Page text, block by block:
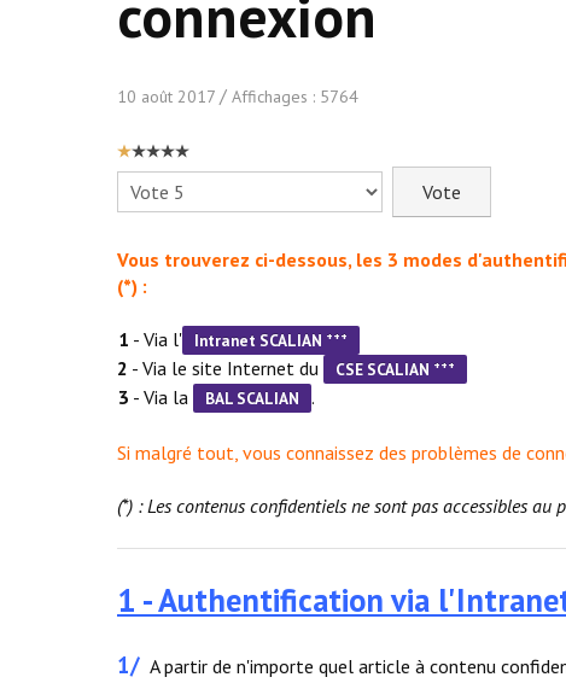
connexion
10 août 2017 Affichages : 5764
VOTE
UTILISATEUR:1/5
Veuillez
voter
Vous trouverez ci-dessous, les 3 modes
(*) :
1 - Via l' Intranet SCALIAN +++
2 - Via le site Internet du CSE SCALIAN +++
3 - Via la BAL SCALIAN .
Si malgré tout, vous connaissez des problèmes de
(*) : Les contenus confidentiels ne sont pas accessibles
1 - Authentification via
1/ A partir de n'importe quel article à contenu